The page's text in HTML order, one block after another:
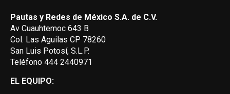
Pautas y Redes de México S.A. de C.V.
Av Cuauhtemoc 643 B
Col. Las Aguilas CP 78260
San Luis Potosí, S.L.P.
Teléfono 444 2440971
EL EQUIPO: